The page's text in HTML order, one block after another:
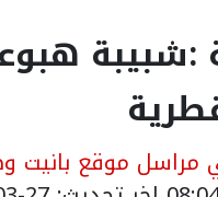
:شبيبة
موقع بانيت